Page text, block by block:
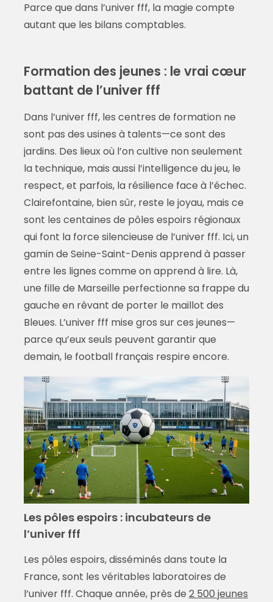
Parce que dans l’univer fff, la magie compte
autant que les bilans comptables.
Formation des jeunes : le vrai cœur
battant de l’univer fff
Dans l’univer fff, les centres de formation ne
sont pas des usines à talents—ce sont des
jardins. Des lieux où l’on cultive non seulement
la technique, mais aussi l’intelligence du jeu, le
respect, et parfois, la résilience face à l’échec.
Clairefontaine, bien sûr, reste le joyau, mais ce
sont les centaines de pôles espoirs régionaux
qui font la force silencieuse de l’univer fff. Ici, un
gamin de Seine-Saint-Denis apprend à passer
entre les lignes comme on apprend à lire. Là,
une fille de Marseille perfectionne sa frappe du
gauche en rêvant de porter le maillot des
Bleues. L’univer fff mise gros sur ces jeunes—
parce qu’eux seuls peuvent garantir que
demain, le football français respire encore.
Les pôles espoirs : incubateurs de
l’univer fff
Les pôles espoirs, disséminés dans toute la
France, sont les véritables laboratoires de
l’univer fff. Chaque année, près de 2 500 jeunes